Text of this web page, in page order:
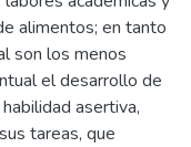
alimentos; en tanto
son los menos
el desarrollo de
asertiva,
tareas, que